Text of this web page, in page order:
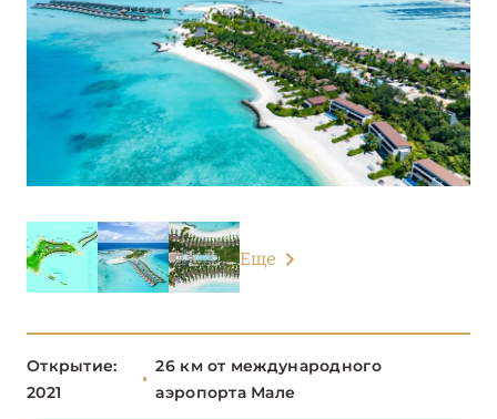
РАА 13
РАСДУ 1
СЕВЕРНЫЙ АРИ 6
СЕВЕРНЫЙ МАЛЕ
Banyan Tree Vabbinfaru
Baros Maldives
Centara Mirage Lagoon Maldives
Еще
Открытие:
2021
26 км от международного
аэропорта Мале